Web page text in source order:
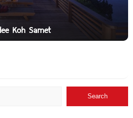
Koh Samet
Search